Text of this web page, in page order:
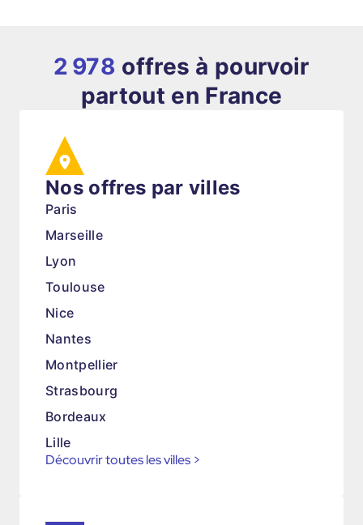
2 978 offres à pourvoir
partout en France
Nos offres par villes
Paris
Marseille
Lyon
Toulouse
Nice
Nantes
Montpellier
Strasbourg
Bordeaux
Lille
Découvrir toutes les villes >